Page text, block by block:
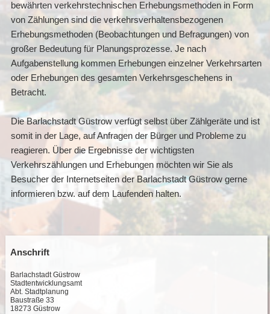
bewährten verkehrstechnischen Erhebungsmethoden in Form
von Zählungen sind die verkehrsverhaltensbezogenen
Erhebungsmethoden (Beobachtungen und Befragungen) von
großer Bedeutung für Planungsprozesse. Je nach
Aufgabenstellung kommen Erhebungen einzelner Verkehrsarten
oder Erhebungen des gesamten Verkehrsgeschehens in
Betracht.
Die Barlachstadt Güstrow verfügt selbst über Zählgeräte und ist
somit in der Lage, auf Anfragen der Bürger und Probleme zu
reagieren. Über die Ergebnisse der wichtigsten
Verkehrszählungen und Erhebungen möchten wir Sie als
Besucher der Internetseiten der Barlachstadt Güstrow gerne
informieren bzw. auf dem Laufenden halten.
Anschrift
Barlachstadt Güstrow
Stadtentwicklungsamt
Abt. Stadtplanung
Baustraße 33
18273 Güstrow